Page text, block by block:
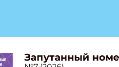
Запутанный